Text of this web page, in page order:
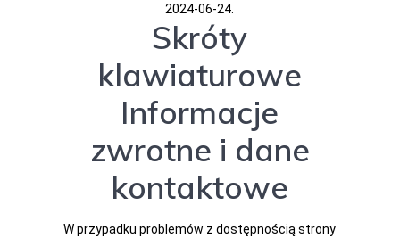
2024-06-24
Skróty
klawiaturowe
Informacje
zwrotne i dane
kontaktowe
W przypadku problemów z dostępnością strony